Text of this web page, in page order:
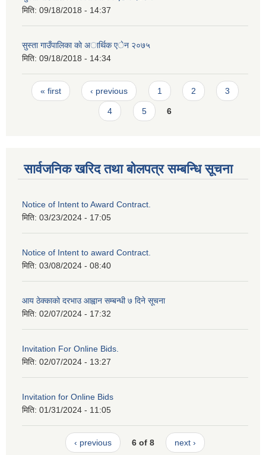
मिति: 09/18/2018 - 14:37
सुस्ता गाउँपालिका काे अार्थिक एेन २०७५
मिति: 09/18/2018 - 14:34
Pages
« first ‹ previous 1 2 3
4 5 6
सार्वजनिक खरिद तथा बोलपत्र सम्बन्धि सूचना
Notice of Intent to Award Contract.
मिति: 03/23/2024 - 17:05
Notice of Intent to award Contract.
मिति: 03/08/2024 - 08:40
आय ठेक्काको दरभाउ आह्वान सम्बन्धी ७ दिने सूचना
मिति: 02/07/2024 - 17:32
Invitation For Online Bids.
मिति: 02/07/2024 - 13:27
Invitation for Online Bids
मिति: 01/31/2024 - 11:05
‹ previous 6 of 8 next ›